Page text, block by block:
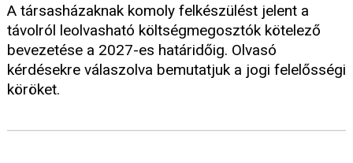
A társasházaknak komoly felkészülést jelent a
távolról leolvasható költségmegosztók kötelező
bevezetése a 2027-es határidőig. Olvasó
kérdésekre válaszolva bemutatjuk a jogi felelősségi
köröket.